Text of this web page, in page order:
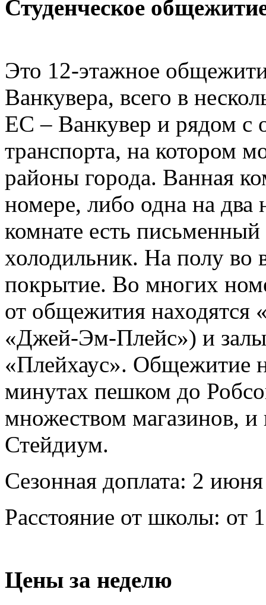
Студенческое
Это 12-этажное
Ванкувера, всего в
EC – Ванкувер и рядом с
транспорта, на котором
районы города. Ванная
номере, либо одна на два
комнате есть
холодильник. На полу во
покрытие. Во многих
от общежития
«Джей-Эм-Плейс») и
«Плейхаус». Общежитие
минутах пешком до
множеством магазинов, и
Стейдиум.
Сезонная доплата: 2 июня
Расстояние от школы: от
Цены за неделю